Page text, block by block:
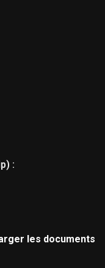
:
les documents